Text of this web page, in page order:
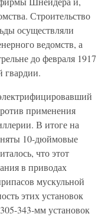
Строительство
осуществляли
ведомств, а
до февраля 1917
гвардии.
применения
В итоге на
10-дюймовые
что этот
в приводах
мускульной
этих установок
343-мм установок